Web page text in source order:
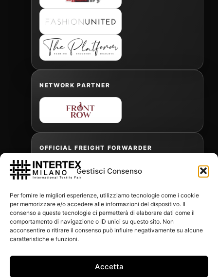
Gestisci Consenso
Per fornire le migliori esperienze, utilizziamo tecnologie come i cookie
per memorizzare e/o accedere alle informazioni del dispositivo. Il
consenso a queste tecnologie ci permetterà di elaborare dati come il
comportamento di navigazione o ID unici su questo sito. Non
acconsentire o ritirare il consenso può influire negativamente su alcune
caratteristiche e funzioni.
Accetta
NETWORK PARTNER
OFFICIAL FREIGHT FORWARDER
gabrielea@isped.com
WITH THE CONTRIBUTION OF: